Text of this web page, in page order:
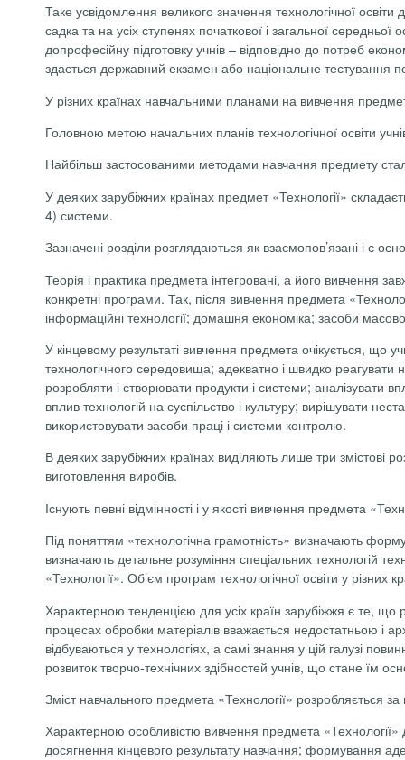
Таке усвідомлення великого значення технологічної
садка та на усіх ступенях початкової і загальної
допрофесійну підготовку учнів – відповідно до потреб
здається державний екзамен або національне тестування
У різних країнах навчальними планами на вивчення
Головною метою начальних планів технологічної освіти
Найбільш застосованими методами навчання предмету
У деяких зарубіжних країнах предмет «Технології»
4) системи.
Зазначені розділи розглядаються як взаємопов’язані і є
Теорія і практика предмета інтегровані, а його вивчення
конкретні програми. Так, після вивчення предмета
інформаційні технології; домашня економіка; засоби
У кінцевому результаті вивчення предмета очікується, що
технологічного середовища; адекватно і швидко реагувати
розробляти і створювати продукти і системи; аналізувати
вплив технологій на суспільство і культуру; вирішувати
використовувати засоби праці і системи контролю.
В деяких зарубіжних країнах виділяють лише три змістові
виготовлення виробів.
Існують певні відмінності і у якості вивчення предмета
Під поняттям «технологічна грамотність» визначають
визначають детальне розуміння спеціальних технологій
«Технології». Об’єм програм технологічної освіти у
Характерною тенденцією для усіх країн зарубіжжя є те, що
процесах обробки матеріалів вважається недостатньою і
відбуваються у технологіях, а самі знання у цій галузі
розвиток творчо-технічних здібностей учнів, що стане їм
Зміст навчального предмета «Технології» розробляється
Характерною особливістю вивчення предмета «Технології»
досягнення кінцевого результату навчання; формування